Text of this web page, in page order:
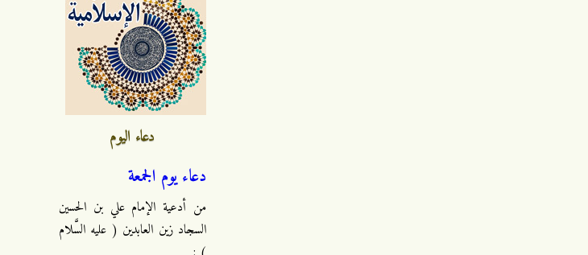
دعاء اليوم
دعاء يوم الجمعة
من أدعية الإمام علي بن الحسين
السجاد زين العابدين ( عليه السَّلام